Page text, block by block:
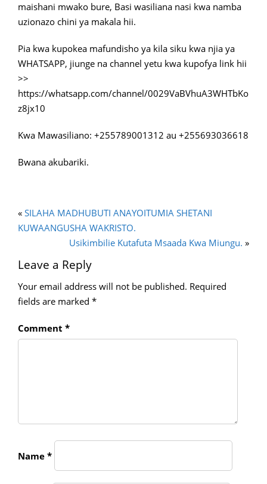
maishani mwako bure, Basi wasiliana nasi kwa namba
uzionazo chini ya makala hii.
Pia kwa kupokea mafundisho ya kila siku kwa njia ya
WHATSAPP, jiunge na channel yetu kwa kupofya link hii
>>
https://whatsapp.com/channel/0029VaBVhuA3WHTbKo
z8jx10
Kwa Mawasiliano: +255789001312 au +255693036618
Bwana akubariki.
« SILAHA MADHUBUTI ANAYOITUMIA SHETANI
KUWAANGUSHA WAKRISTO.
Usikimbilie Kutafuta Msaada Kwa Miungu. »
Leave a Reply
Your email address will not be published. Required
fields are marked *
Comment *
Name *